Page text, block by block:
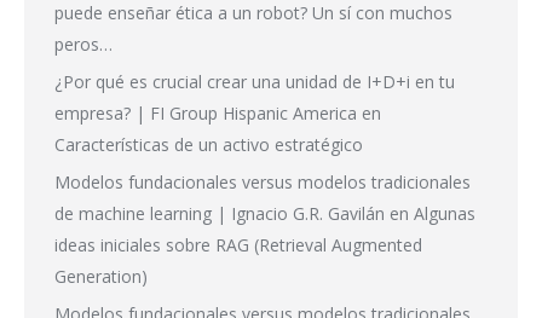
puede enseñar ética a un robot? Un sí con muchos
peros…
¿Por qué es crucial crear una unidad de I+D+i en tu
empresa? | FI Group Hispanic America en
Características de un activo estratégico
Modelos fundacionales versus modelos tradicionales
de machine learning | Ignacio G.R. Gavilán en Algunas
ideas iniciales sobre RAG (Retrieval Augmented
Generation)